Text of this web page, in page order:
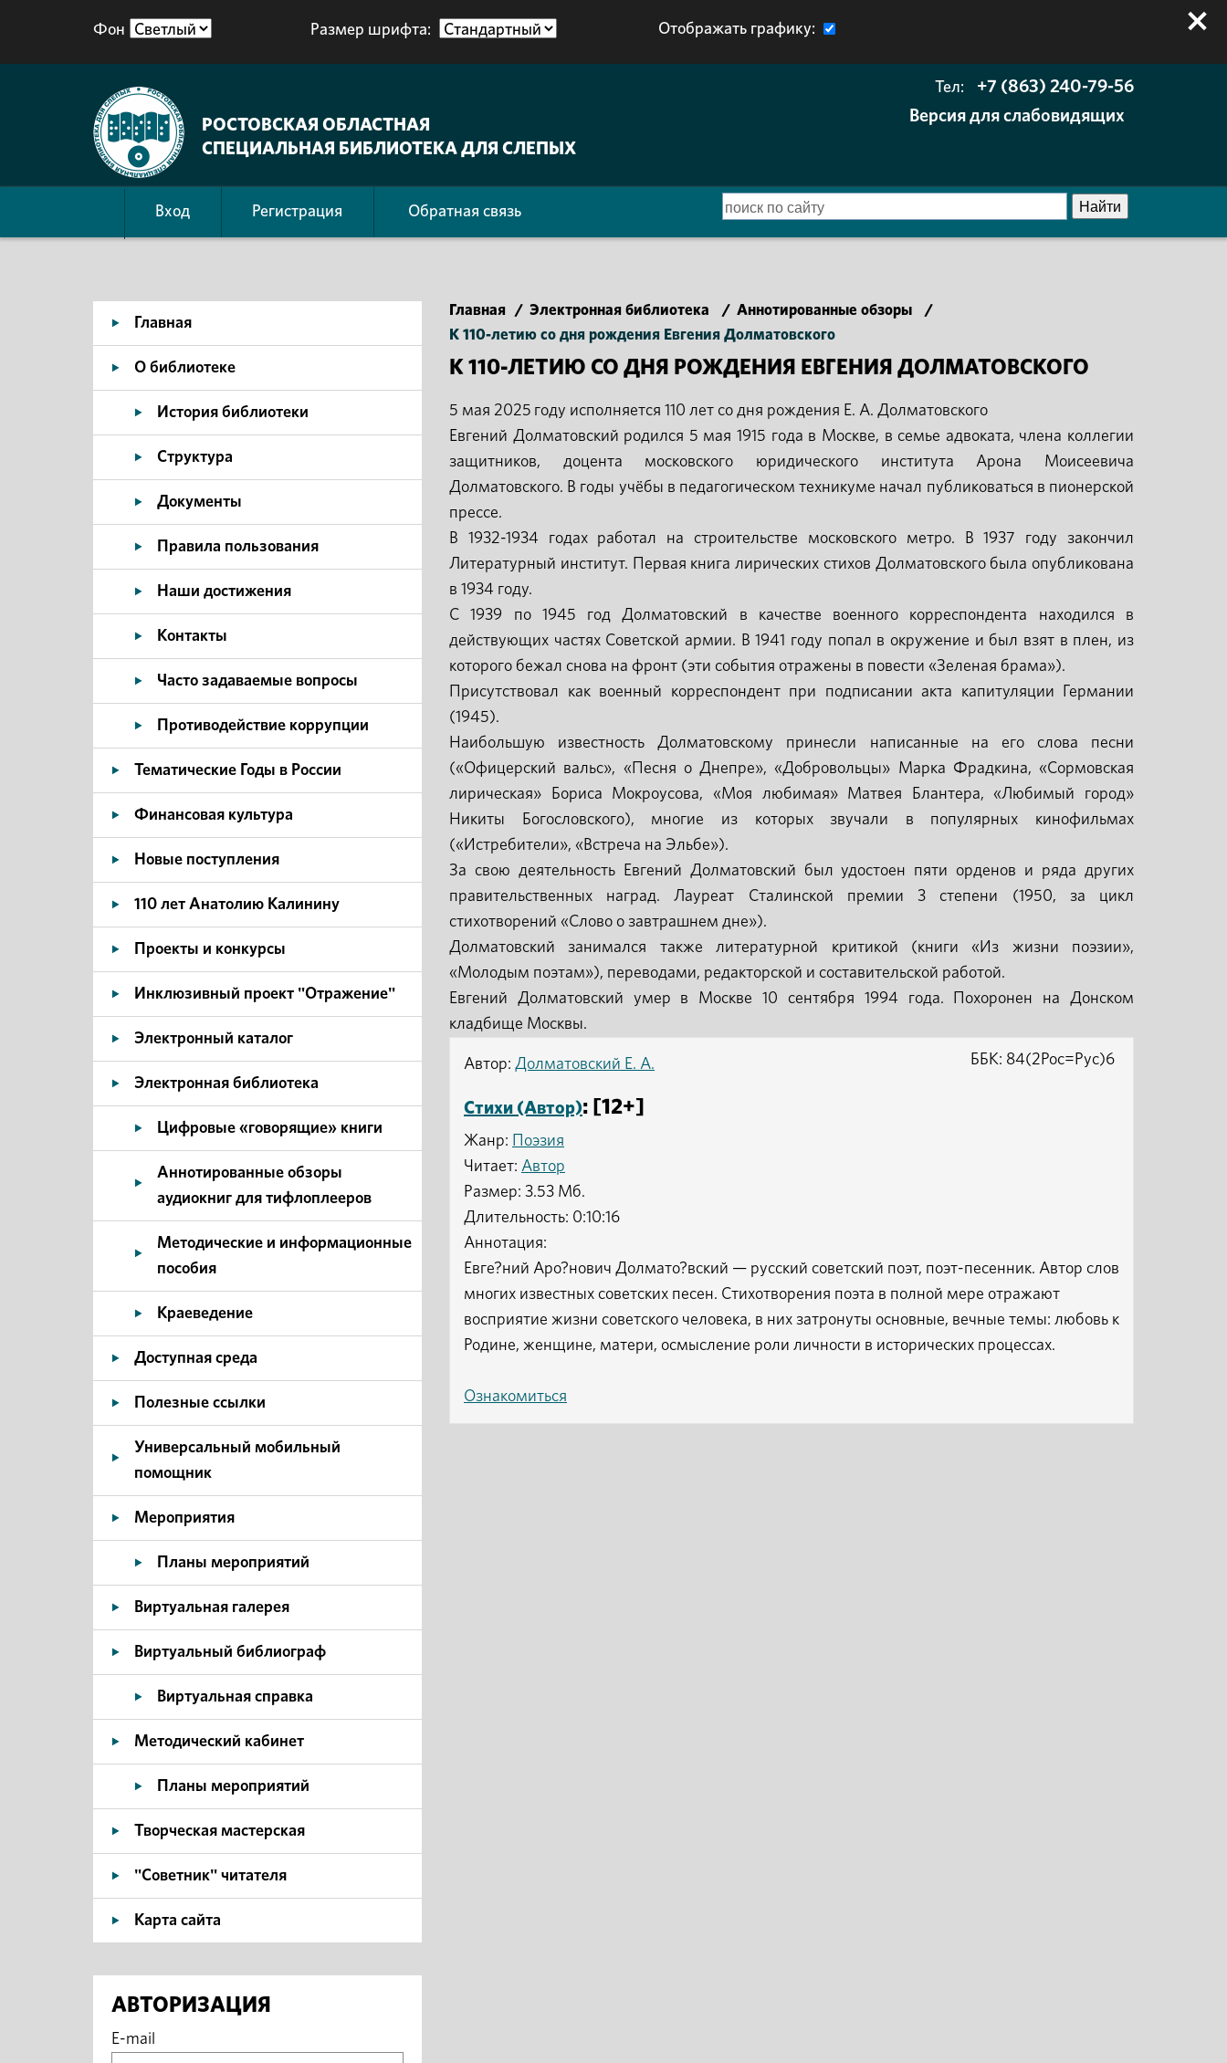
Фон Размер шрифта: Отображать графику:
РОСТОВСКАЯ ОБЛАСТНАЯ
СПЕЦИАЛЬНАЯ БИБЛИОТЕКА ДЛЯ СЛЕПЫХ
Тел:
+7 (863) 240-79-56
Версия для слабовидящих
Вход Регистрация Обратная связь
Главная
О библиотеке
История библиотеки
Структура
Документы
Правила пользования
Наши достижения
Контакты
Часто задаваемые вопросы
Противодействие коррупции
Тематические Годы в России
Финансовая культура
Новые поступления
110 лет Анатолию Калинину
Проекты и конкурсы
Инклюзивный проект "Отражение"
Электронный каталог
Электронная библиотека
Цифровые «говорящие» книги
Аннотированные обзоры
аудиокниг для тифлоплееров
Методические и информационные
пособия
Краеведение
Доступная среда
Полезные ссылки
Универсальный мобильный
помощник
Мероприятия
Планы мероприятий
Виртуальная галерея
Виртуальный библиограф
Виртуальная справка
Методический кабинет
Планы мероприятий
Творческая мастерская
"Советник" читателя
Карта сайта
АВТОРИЗАЦИЯ
E-mail
Главная / Электронная библиотека / Аннотированные обзоры
/
К 110-летию со дня рождения Евгения Долматовского
К 110-ЛЕТИЮ СО ДНЯ РОЖДЕНИЯ ЕВГЕНИЯ ДОЛМАТОВСКОГО
5 мая 2025 году исполняется 110 лет со дня рождения Е. А. Долматовского
Евгений Долматовский родился 5 мая 1915 года в Москве, в семье адвоката, члена коллегии
защитников, доцента московского юридического института Арона Моисеевича
Долматовского. В годы учёбы в педагогическом техникуме начал публиковаться в пионерской
прессе.
В 1932-1934 годах работал на строительстве московского метро. В 1937 году закончил
Литературный институт. Первая книга лирических стихов Долматовского была опубликована
в 1934 году.
С 1939 по 1945 год Долматовский в качестве военного корреспондента находился в
действующих частях Советской армии. В 1941 году попал в окружение и был взят в плен, из
которого бежал снова на фронт (эти события отражены в повести «Зеленая брама»).
Присутствовал как военный корреспондент при подписании акта капитуляции Германии
(1945).
Наибольшую известность Долматовскому принесли написанные на его слова песни
(«Офицерский вальс», «Песня о Днепре», «Добровольцы» Марка Фрадкина, «Сормовская
лирическая» Бориса Мокроусова, «Моя любимая» Матвея Блантера, «Любимый город»
Никиты Богословского), многие из которых звучали в популярных кинофильмах
(«Истребители», «Встреча на Эльбе»).
За свою деятельность Евгений Долматовский был удостоен пяти орденов и ряда других
правительственных наград. Лауреат Сталинской премии 3 степени (1950, за цикл
стихотворений «Слово о завтрашнем дне»).
Долматовский занимался также литературной критикой (книги «Из жизни поэзии»,
«Молодым поэтам»), переводами, редакторской и составительской работой.
Евгений Долматовский умер в Москве 10 сентября 1994 года. Похоронен на Донском
кладбище Москвы.
Автор: Долматовский Е. А.
Стихи (Автор): [12+]
Жанр: Поэзия
Читает: Автор
ББК: 84(2Рос=Рус)6
Размер: 3.53 Мб.
Длительность: 0:10:16
Аннотация:
Евге?ний Аро?нович Долмато?вский — русский советский поэт, поэт-песенник. Автор слов
многих известных советских песен. Стихотворения поэта в полной мере отражают
восприятие жизни советского человека, в них затронуты основные, вечные темы: любовь к
Родине, женщине, матери, осмысление роли личности в исторических процессах.
Ознакомиться